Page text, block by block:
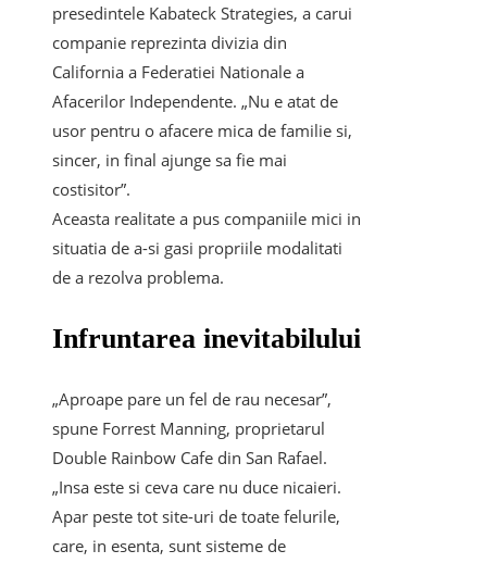
presedintele Kabateck Strategies, a carui
companie reprezinta divizia din
California a Federatiei Nationale a
Afacerilor Independente. „Nu e atat de
usor pentru o afacere mica de familie si,
sincer, in final ajunge sa fie mai
costisitor”.
Aceasta realitate a pus companiile mici in
situatia de a-si gasi propriile modalitati
de a rezolva problema.
Infruntarea inevitabilului
„Aproape pare un fel de rau necesar”,
spune Forrest Manning, proprietarul
Double Rainbow Cafe din San Rafael.
„Insa este si ceva care nu duce nicaieri.
Apar peste tot site-uri de toate felurile,
care, in esenta, sunt sisteme de